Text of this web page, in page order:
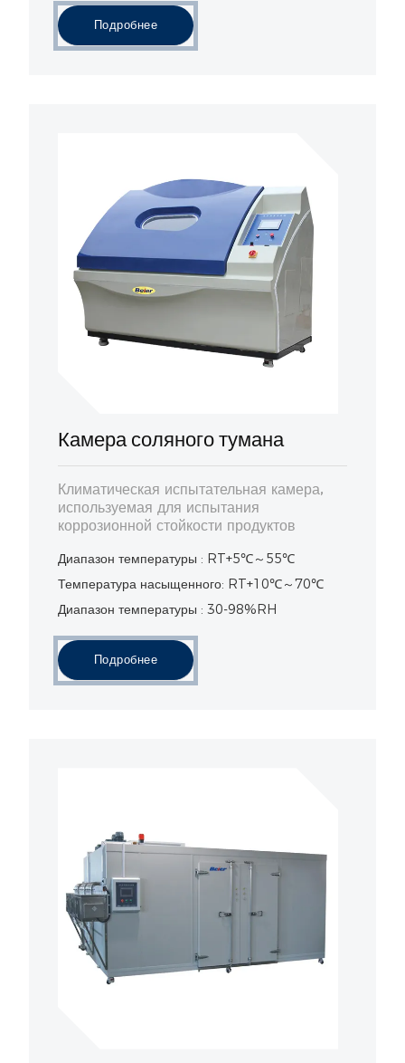
Подробнее
Камера соляного тумана
Климатическая испытательная камера,
используемая для испытания
коррозионной стойкости продуктов
Диапазон температуры : RT+5℃～55℃
Температура насыщенного: RT+10℃～70℃
Диапазон температуры : 30-98%RH
Подробнее